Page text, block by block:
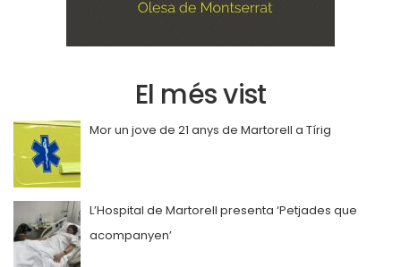
El més vist
Mor un jove de 21 anys de Martorell a Tírig
L’Hospital de Martorell presenta ‘Petjades que
acompanyen’